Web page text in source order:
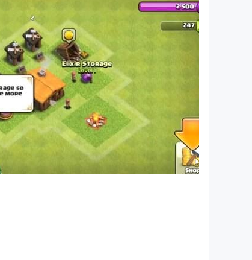
legal. Untuk pertanyaan tentang
Civilization-Eras-Allies